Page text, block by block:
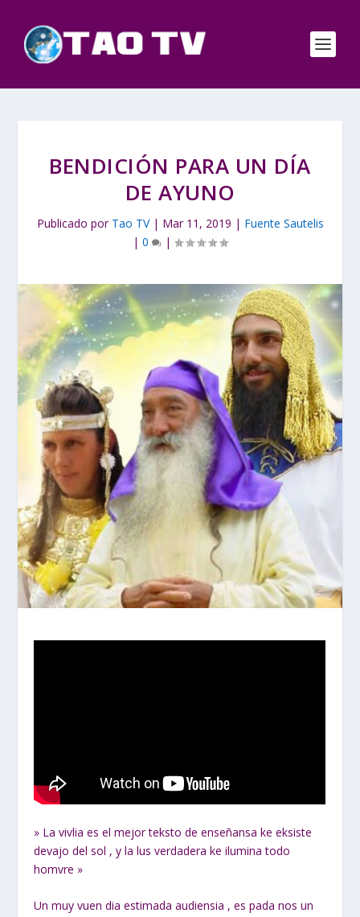
BENDICIÓN PARA UN DÍA
DE AYUNO
Publicado por Tao TV| Mar 11, 2019 | Fuente Sautelis
| 0 |
» La vivlia es el mejor teksto de enseñansa ke eksiste
devajo del sol , y la lus verdadera ke ilumina todo
homvre »
Un muy vuen dia estimada audiensia , es pada nos un